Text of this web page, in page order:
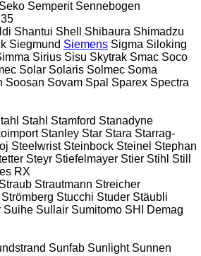
Seko Semperit Sennebogen
Shantui Shell Shibaura Shimadzu
Siegmund Siemens Sigma Siloking
Sirius Sisu Skytrak Smac Soco
Solar Solaris Solmec Soma
Soosan Sovam Spal Sparex Spectra
Stahl Stamford Stanadyne
Stanley Star Stara Starrag-
Steelwrist Steinbock Steinel Stephan
Steyr Stiefelmayer Stier Stihl Still
RX
Straub Strautmann Streicher
Strömberg Stucchi Studer Stäubli
Suihe Sullair Sumitomo SHI Demag
Sunfab Sunlight Sunnen